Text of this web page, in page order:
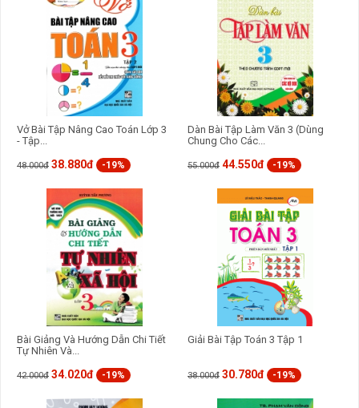
Vở Bài Tập Nâng Cao Toán Lớp 3
- Tập...
48.000đ 38.880đ -19%
Dàn Bài Tập Làm Văn 3 (Dùng
Chung Cho Các...
55.000đ 44.550đ -19%
Bài Giảng Và Hướng Dẫn Chi Tiết
Tự Nhiên Và...
42.000đ 34.020đ -19%
Giải Bài Tập Toán 3 Tập 1
38.000đ 30.780đ -19%